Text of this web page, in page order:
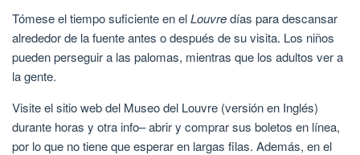
Tómese el tiempo suficiente en elLouvredías para descansar
alrededor de la fuente antes o después de su visita. Los niños
pueden perseguir a las palomas, mientras que los adultos ver a
la gente.
Visite el sitio web del Museo del Louvre (versión en Inglés)
durante horas y otra info– abrir y comprar sus boletos en línea,
por lo que no tiene que esperar en largas filas. Además, en el